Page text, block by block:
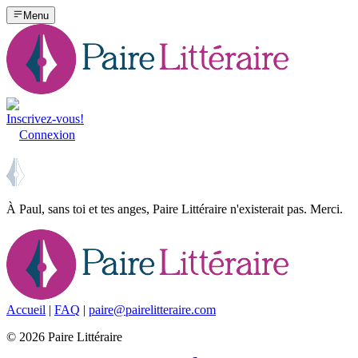
Menu
Inscrivez-vous!
Connexion
À Paul, sans toi et tes anges, Paire Littéraire n'existerait pas. Merci.
Accueil | FAQ | paire@pairelitteraire.com
© 2026 Paire Littéraire